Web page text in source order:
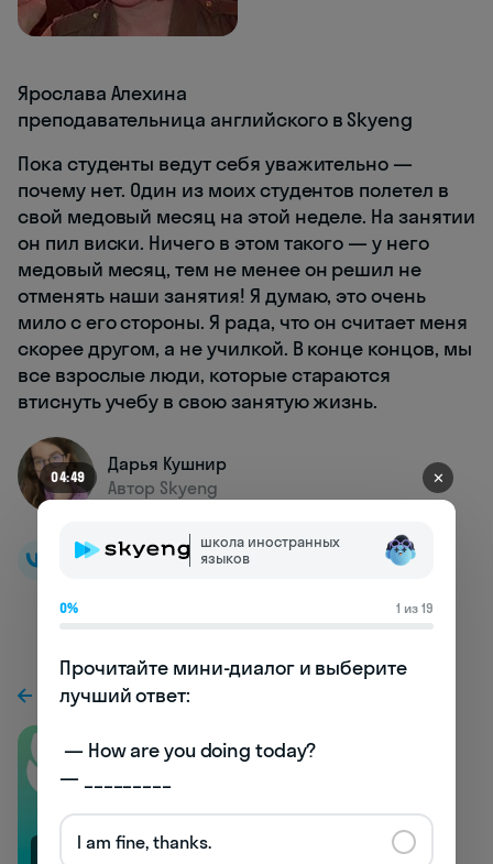
Ярослава Алехина
преподавательница английского в Skyeng
Пока студенты ведут себя уважительно —
почему нет. Один из моих студентов полетел в
свой медовый месяц на этой неделе. На занятии
он пил виски. Ничего в этом такого — у него
медовый месяц, тем не менее он решил не
отменять наши занятия! Я думаю, это очень
мило с его стороны. Я рада, что он считает меня
скорее другом, а не училкой. В конце концов, мы
все взрослые люди, которые стараются
втиснуть учебу в свою занятую жизнь.
Дарья Кушнир
Автор Skyeng
К предыдущей статье
04:49 ✕
школа иностранных
языков
0% 1 из 19
Прочитайте мини-диалог и выберите
лучший ответ:
— _________
I am fine, thanks.